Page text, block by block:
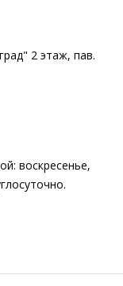
2 этаж, пав.
воскресенье,